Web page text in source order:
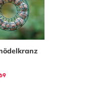
chosen on the